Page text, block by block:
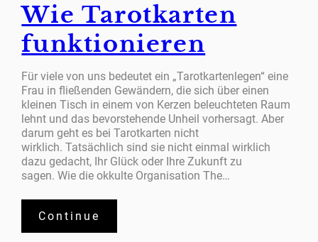
Wie Tarotkarten
funktionieren
Für viele von uns bedeutet ein „Tarotkartenlegen“ eine
Frau in fließenden Gewändern, die sich über einen
kleinen Tisch in einem von Kerzen beleuchteten Raum
lehnt und das bevorstehende Unheil vorhersagt. Aber
darum geht es bei Tarotkarten nicht
wirklich. Tatsächlich sind sie nicht einmal wirklich
dazu gedacht, Ihr Glück oder Ihre Zukunft zu
sagen. Wie die okkulte Organisation The…
Continue